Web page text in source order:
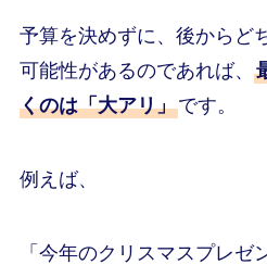
予算を決めずに、後からど
可能性があるのであれば、
くのは「大アリ」です。
例えば、
「今年のクリスマスプレゼ